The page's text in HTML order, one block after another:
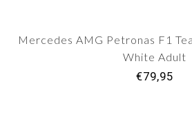
Mercedes AMG Petronas F1
White Adult
€79,95